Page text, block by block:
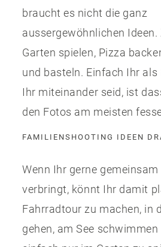
braucht es nicht die ganz
aussergewöhnlichen
Garten spielen, Pizza
und basteln. Einfach Ihr
Ihr miteinander seid, ist
den Fotos am meisten
FAMILIENSHOOTING IDEEN
Wenn Ihr gerne
verbringt, könnt Ihr damit
Fahrradtour zu machen, in
gehen, am See